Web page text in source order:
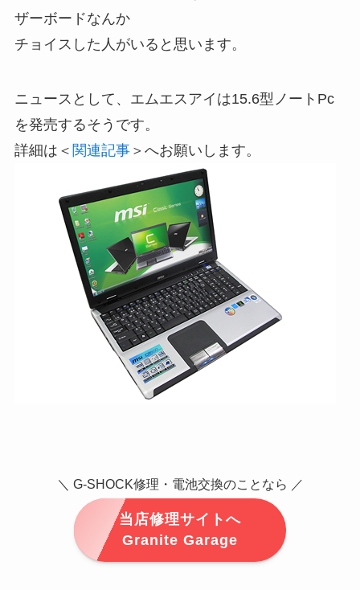
ザーボードなんか
チョイスした人がいると思います。
ニュースとして、エムエスアイは15.6型ノートPc
を発売するそうです。
詳細は＜ 関連記事＞へお願いします。
＼ G-SHOCK修理・電池交換のことなら ／
当店修理サイトへ
Granite Garage